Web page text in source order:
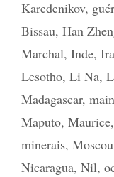
Karedenikov,
Bissau, Han
Marchal, Inde,
Lesotho, Li Na,
Madagascar,
Maputo, Maurice,
minerais, Moscou
Nicaragua, Nil,